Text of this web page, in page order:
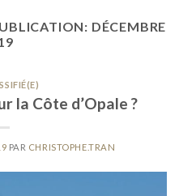
DÉCEMBRE
la Côte d’Opale ?
PAR CHRISTOPHE.TRAN